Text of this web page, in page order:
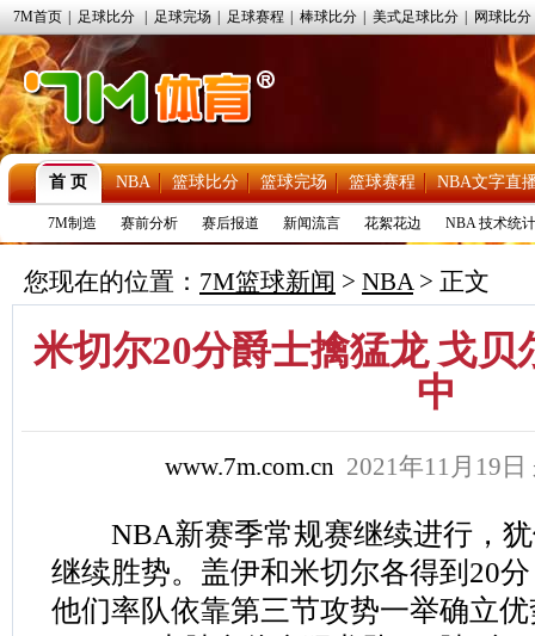
7M首页 足球比分 足球完场 足球赛程 棒球比分 美式足球比分 网球比分
首 页 NBA 篮球比分 篮球完场 篮球赛程 NBA文字直
7M制造 赛前分析 赛后报道 新闻流言 花絮花边 NBA 技术统计
您现在的位置： 7M篮球新闻 > NBA> 正文
米切尔20分爵士擒猛龙 戈贝
中
www.7m.com.cn 2021年11月19日
NBA新赛季常规赛继续进行，犹
继续胜势。盖伊和米切尔各得到20
他们率队依靠第三节攻势一举确立